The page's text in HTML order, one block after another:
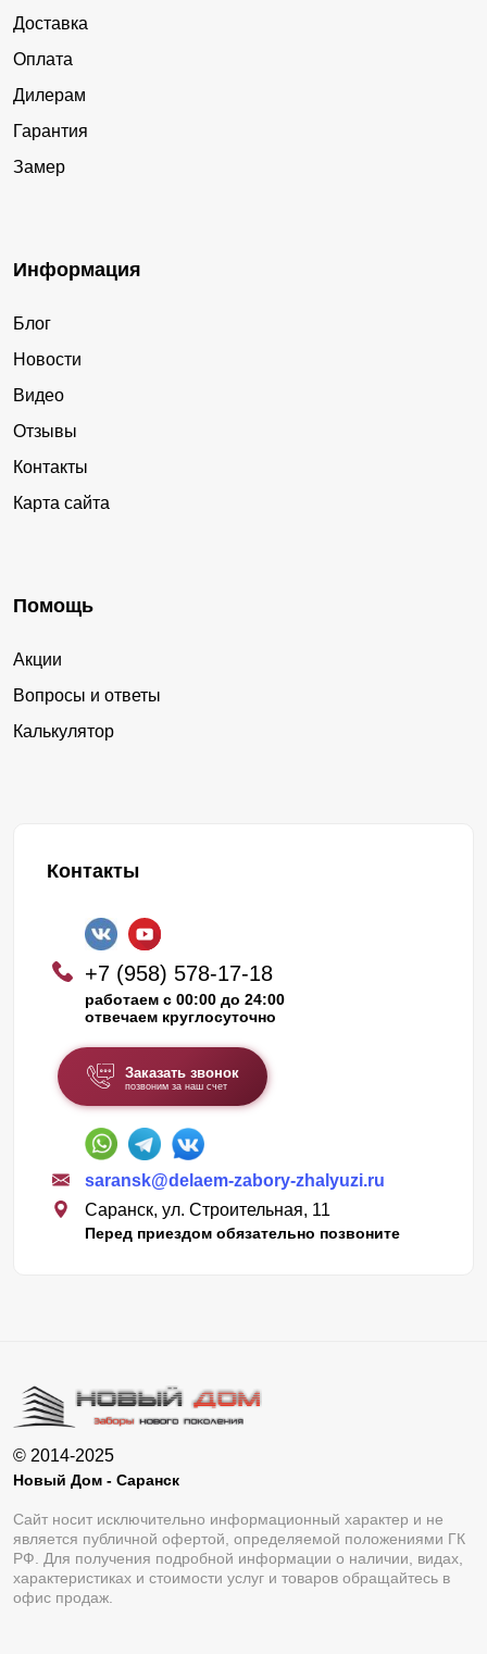
Доставка
Оплата
Дилерам
Гарантия
Замер
Информация
Блог
Новости
Видео
Отзывы
Контакты
Карта сайта
Помощь
Акции
Вопросы и ответы
Калькулятор
Контакты
+7 (958) 578-17-18
работаем с 00:00 до 24:00
отвечаем круглосуточно
Заказать звонок
позвоним за наш счет
saransk@delaem-zabory-zhalyuzi.ru
Саранск, ул. Строительная, 11
Перед приездом обязательно позвоните
© 2014-2025
Новый Дом - Саранск
Сайт носит исключительно информационный характер и не
является публичной офертой, определяемой положениями ГК
РФ. Для получения подробной информации о наличии, видах,
характеристиках и стоимости услуг и товаров обращайтесь в
офис продаж.